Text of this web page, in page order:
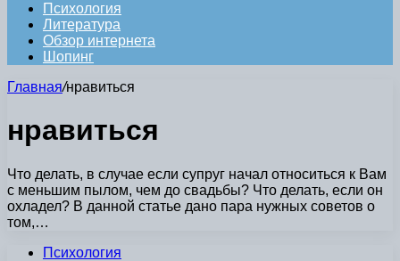
Психология
Литература
Обзор интернета
Шопинг
Главная/нравиться
нравиться
Что делать, в случае если супруг начал относиться к Вам
с меньшим пылом, чем до свадьбы? Что делать, если он
охладел? В данной статье дано пара нужных советов о
том,…
Психология